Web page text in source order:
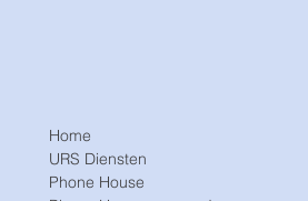
Home
URS Diensten
Phone House